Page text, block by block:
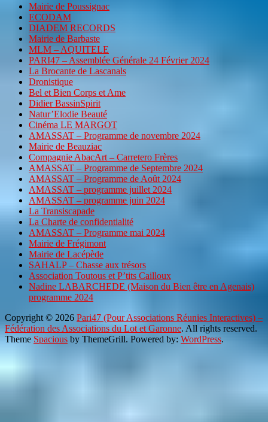
Mairie de Poussignac
ECODAM
DIADEM RECORDS
Mairie de Barbaste
MLM – AQUITELE
PARI47 – Assemblée Générale 24 Février 2024
La Brocante de Lascanals
Dronistique
Bel et Bien Corps et Ame
Didier BassinSpirit
Natur’Elodie Beauté
Cinéma LE MARGOT
AMASSAT – Programme de novembre 2024
Mairie de Beauziac
Compagnie AbacArt – Carretero Frères
AMASSAT – Programme de Septembre 2024
AMASSAT – Programme de Août 2024
AMASSAT – programme juillet 2024
AMASSAT – programme juin 2024
La Transiscapade
La Charte de confidentialité
AMASSAT – Programme mai 2024
Mairie de Frégimont
Mairie de Lacépède
SAHALP – Chasse aux trésors
Association Toutous et P’tits Cailloux
Nadine LABARCHEDE (Maison du Bien être en Agenais)
programme 2024
Copyright © 2026 Pari47 (Pour Associations Réunies Interactives) –
Fédération des Associations du Lot et Garonne. All rights reserved.
Theme Spacious by ThemeGrill. Powered by: WordPress.